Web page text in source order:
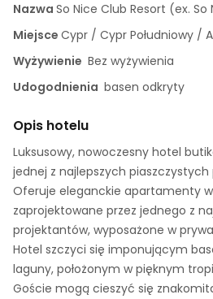
Nazwa So Nice Club Resort (ex.
Miejsce Cypr / Cypr Południowy /
Wyżywienie Bez wyżywienia
Udogodnienia basen odkryty
Opis hotelu
Luksusowy, nowoczesny hotel
jednej z najlepszych piaszczystych
Oferuje eleganckie apartamenty
zaprojektowane przez jednego z
projektantów, wyposażone w
Hotel szczyci się imponującym
laguny, położonym w pięknym
Goście mogą cieszyć się